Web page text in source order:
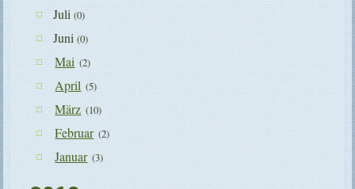
Juli(0)
Juni(0)
Mai (2)
April (5)
März (10)
Februar (2)
Januar (3)